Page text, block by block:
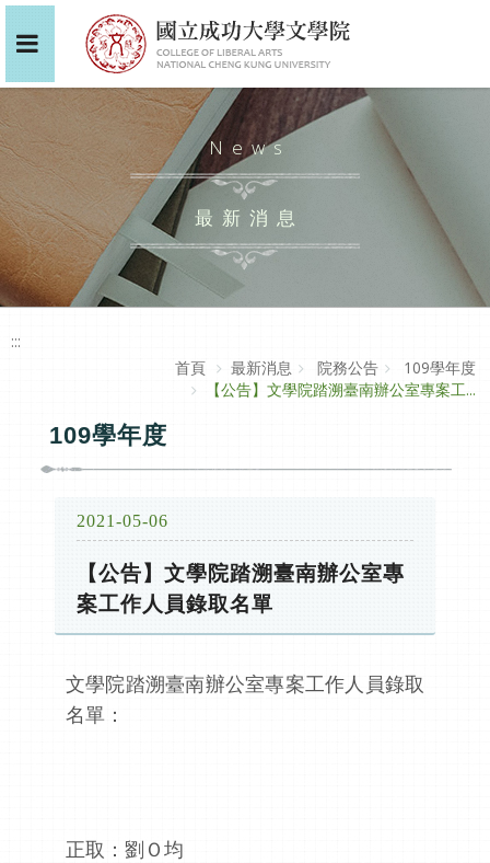
News
最新消息
:::
首頁
最新消息 院務公告
109學年度
【公告】文學院踏溯臺南辦公室專案工...
109學年度
2021-05-06
【公告】文學院踏溯臺南辦公室專
案工作人員錄取名單
文學院踏溯臺南辦公室專案工作人員錄取
名單：
正取：劉Ｏ均